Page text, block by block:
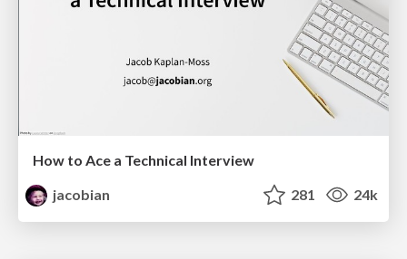
How to Ace a Technical Interview
jacobian
281 24k